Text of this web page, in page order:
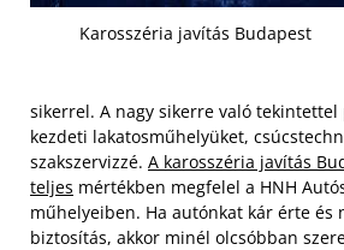
Karosszéria javítás Budapest
sikerrel. A nagy sikerre való
kezdeti lakatosműhelyüket,
szakszervizzé. A karosszéria javítás
teljes mértékben megfelel a HNH
műhelyeiben. Ha autónkat kár érte és
biztosítás, akkor minél olcsóbban